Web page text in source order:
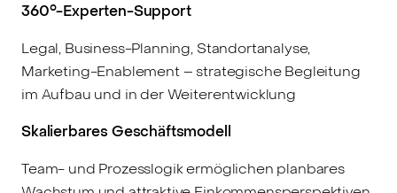
360°-Experten-Support
Legal, Business-Planning, Standortanalyse,
Marketing-Enablement – strategische Begleitung
im Aufbau und in der Weiterentwicklung
Skalierbares Geschäftsmodell
Team- und Prozesslogik ermöglichen planbares